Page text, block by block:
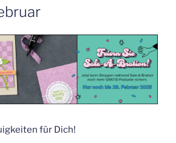
für Dich!